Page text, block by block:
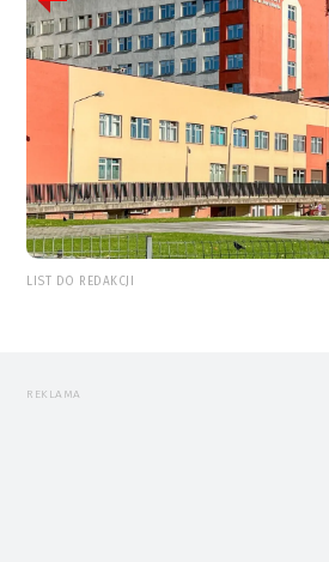
LIST DO REDAKCJI
REKLAMA